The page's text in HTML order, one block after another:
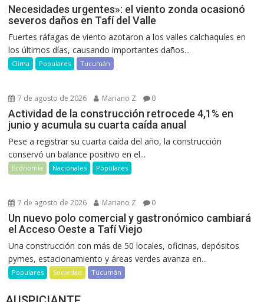
Necesidades urgentes»: el viento zonda ocasionó
severos daños en Tafí del Valle
Fuertes ráfagas de viento azotaron a los valles calchaquíes en
los últimos días, causando importantes daños...
Clima Populares Tucumán
7 de agosto de 2026 Mariano Z 0
Actividad de la construcción retrocede 4,1% en
junio y acumula su cuarta caída anual
Pese a registrar su cuarta caída del año, la construcción
conservó un balance positivo en el...
Economía Nacionales Populares
7 de agosto de 2026 Mariano Z 0
Un nuevo polo comercial y gastronómico cambiará
el Acceso Oeste a Tafí Viejo
Una construcción con más de 50 locales, oficinas, depósitos
pymes, estacionamiento y áreas verdes avanza en...
Populares Sociedad Tucumán